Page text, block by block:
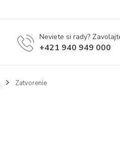
Neviete si rady?
+421 940 949 000
Zatvorenie